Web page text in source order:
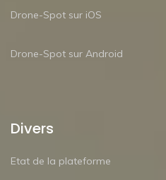
Drone-Spot sur iOS
Drone-Spot sur Android
Divers
Etat de la plateforme